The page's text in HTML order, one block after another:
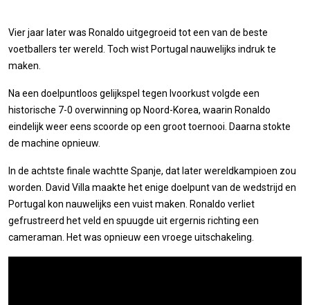
Vier jaar later was Ronaldo uitgegroeid tot een van de beste
voetballers ter wereld. Toch wist Portugal nauwelijks indruk te
maken.
Na een doelpuntloos gelijkspel tegen Ivoorkust volgde een
historische 7-0 overwinning op Noord-Korea, waarin Ronaldo
eindelijk weer eens scoorde op een groot toernooi. Daarna stokte
de machine opnieuw.
In de achtste finale wachtte Spanje, dat later wereldkampioen zou
worden. David Villa maakte het enige doelpunt van de wedstrijd en
Portugal kon nauwelijks een vuist maken. Ronaldo verliet
gefrustreerd het veld en spuugde uit ergernis richting een
cameraman. Het was opnieuw een vroege uitschakeling.